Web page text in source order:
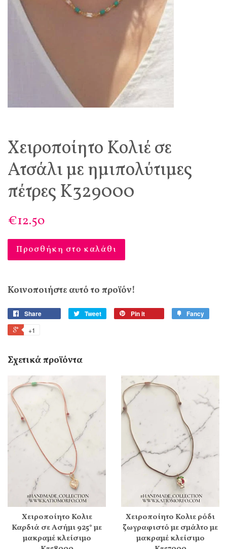
Χειροποίητο Κολιέ σε
Ατσάλι με ημιπολύτιμες
πέτρες Κ329000
€12.50
Προσθήκη στο καλάθι
Κοινοποιήστε αυτό το προϊόν!
Share Tweet Pin it Fancy
+1
Σχετικά προϊόντα
Χειροποίητο Κολιε
Καρδιά σε Ασήμι 925° με
μακραμέ κλείσιμο
Χειροποίητο Κολιε ρόδι
ζωγραφιστό με σμάλτο με
μακραμέ κλείσιμο